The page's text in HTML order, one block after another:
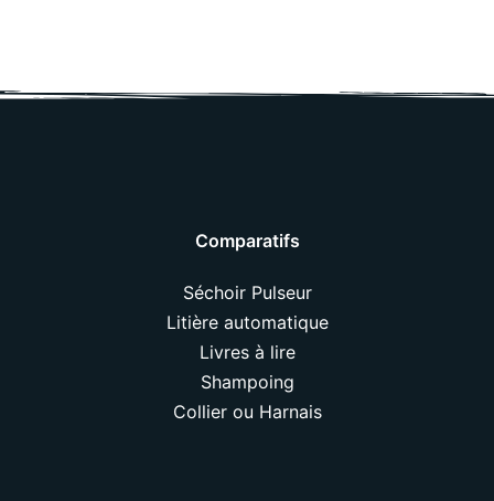
Comparatifs
Séchoir Pulseur
Litière automatique
Livres à lire
Shampoing
Collier ou Harnais